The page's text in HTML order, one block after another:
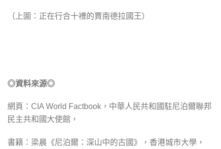
（上圖：正在行合十禮的賈南德拉國王）
◎資料來源◎
網頁： CIA World Factbook，中華人民共和國駐尼泊爾聯邦
民主共和國大使館，
書籍：梁晨《尼泊爾：深山中的古國》，香港城市大學，